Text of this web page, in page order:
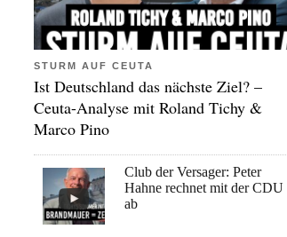
STURM AUF CEUTA
Ist Deutschland das nächste Ziel? –
Ceuta-Analyse mit Roland Tichy &
Marco Pino
Club der Versager: Peter
Hahne rechnet mit der CDU
ab